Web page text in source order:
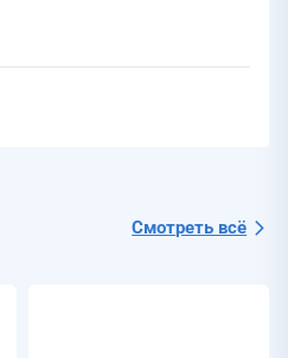
Смотреть всё